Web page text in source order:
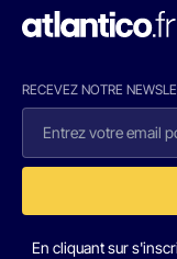
RECEVEZ NOTRE
En cliquant sur